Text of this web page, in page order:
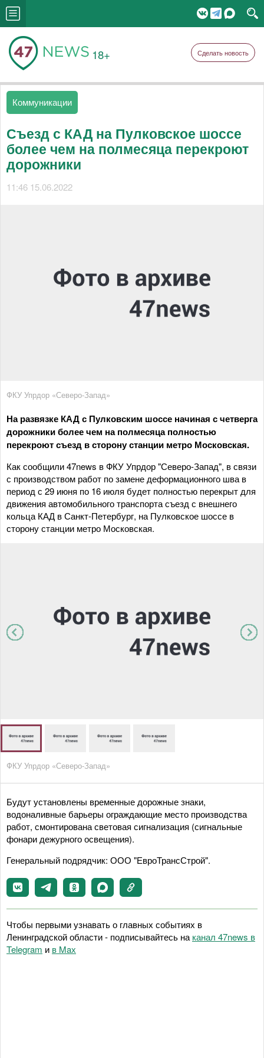
18+ Сделать новость
Коммуникации
Съезд с КАД на Пулковское шоссе
более чем на полмесяца перекроют
дорожники
11:46 15.06.2022
ФКУ Упрдор «Северо-Запад»
На развязке КАД с Пулковским шоссе начиная с четверга
дорожники более чем на полмесяца полностью
перекроют съезд в сторону станции метро Московская.
Как сообщили 47news в ФКУ Упрдор "Северо-Запад", в связи
с производством работ по замене деформационного шва в
период с 29 июня по 16 июля будет полностью перекрыт для
движения автомобильного транспорта съезд с внешнего
кольца КАД в Санкт-Петербург, на Пулковское шоссе в
сторону станции метро Московская.
ФКУ Упрдор «Северо-Запад»
Будут установлены временные дорожные знаки,
водоналивные барьеры ограждающие место производства
работ, смонтирована световая сигнализация (сигнальные
фонари дежурного освещения).
Генеральный подрядчик: ООО "ЕвроТрансСтрой".
Чтобы первыми узнавать о главных событиях в
Ленинградской области - подписывайтесь на канал 47news в
Telegram и в Maх